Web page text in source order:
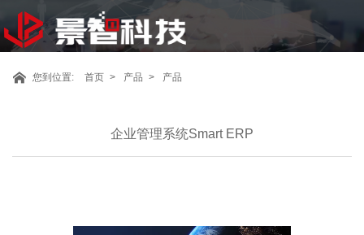
您到位置: 首页 产品 产品
企业管理系统Smart ERP